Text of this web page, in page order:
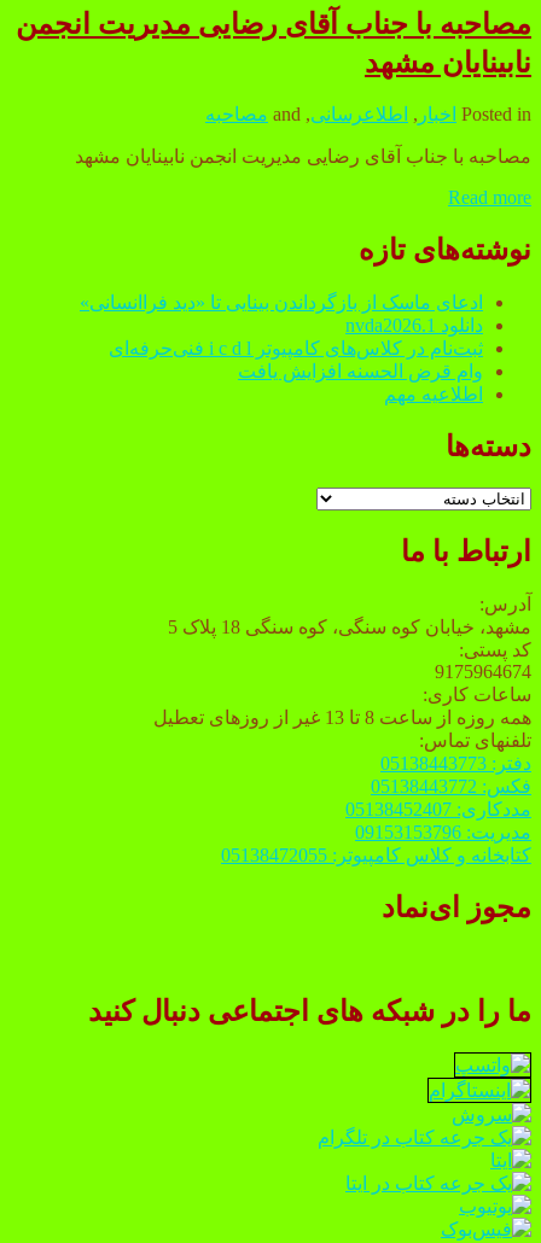
گفت‌وگو
با
مدیرعامل
جامعه
نابینایان
خراسان
مصاحبه با جناب آقای رضایی مدیریت انجمن
نابینایان مشهد
Posted in اخبار , اطلاعرسانی, and مصاحبه
مصاحبه با جناب آقای رضایی مدیریت انجمن نابینایان مشهد
Read moreمصاحبه
جناب
آقای
رضایی
مدیریت
انجمن
نابینایان
مشهد
Sidebar
نوشته‌های تازه
ادعای ماسک از بازگرداندن بینایی تا «دید فراانسانی»
دانلود nvda2026.1
ثبت‌نام در کلاس‌های کامپیوتر i c d l فنی‌حرفه‌ای
وام قرض الحسنه افزایش یافت
اطلاعیه مهم
دسته‌ها
دسته‌ها
ارتباط با ما
آدرس:
مشهد، خیابان کوه سنگی، کوه سنگی 18 پلاک 5
کد پستی:
9175964674
ساعات کاری:
همه روزه از ساعت 8 تا 13 غیر از روزهای تعطیل
تلفنهای تماس:
دفتر: 05138443773
فکس: 05138443772
مددکاری: 05138452407
مدیریت: 09153153796
کتابخانه و کلاس کامپیوتر: 05138472055
مجوز ای‌نماد
ما را در شبکه های اجتماعی دنبال کنید